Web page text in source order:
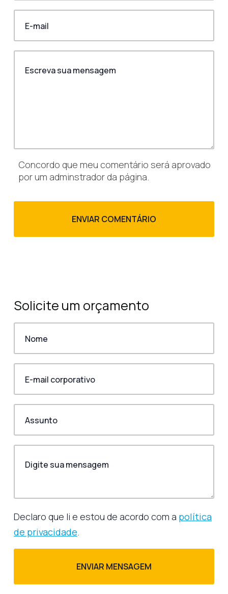
Concordo que meu comentário será aprovado
por um adminstrador da página.
Solicite um orçamento
Declaro que li e estou de acordo com a política
de privacidade.